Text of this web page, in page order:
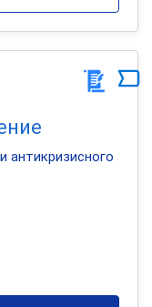
антикризисного